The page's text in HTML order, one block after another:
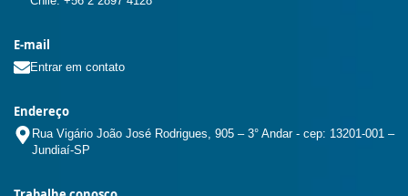
E-mail
Entrar em contato
Endereço
Rua Vigário João José Rodrigues, 905 – 3° Andar - cep: 13201-001 –
Jundiaí-SP